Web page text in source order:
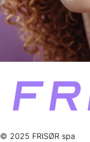
© 2025 FRISØR spa